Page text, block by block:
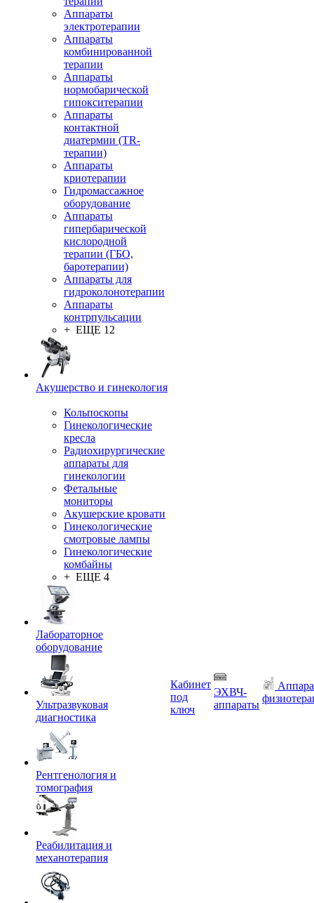
Аппараты
электротерапии
Аппараты
комбинированной
терапии
Аппараты
нормобарической
гипокситерапии
Аппараты
контактной
диатермии (TR-
терапии)
Аппараты
криотерапии
Гидромассажное
оборудование
Аппараты
гипербарической
кислородной
терапии (ГБО,
баротерапии)
Аппараты для
гидроколонотерапии
Аппараты
контрпульсации
+ ЕЩЕ 12
Акушерство и гинекология
Кольпоскопы
Гинекологические
кресла
Радиохирургические
аппараты для
гинекологии
Фетальные
мониторы
Акушерские кровати
Гинекологические
смотровые лампы
Гинекологические
комбайны
+ ЕЩЕ 4
Лабораторное
оборудование
Ультразвуковая
диагностика
Рентгенология и
томография
Реабилитация и
механотерапия
Кабинет
под
ключ
ЭХВЧ-
аппараты